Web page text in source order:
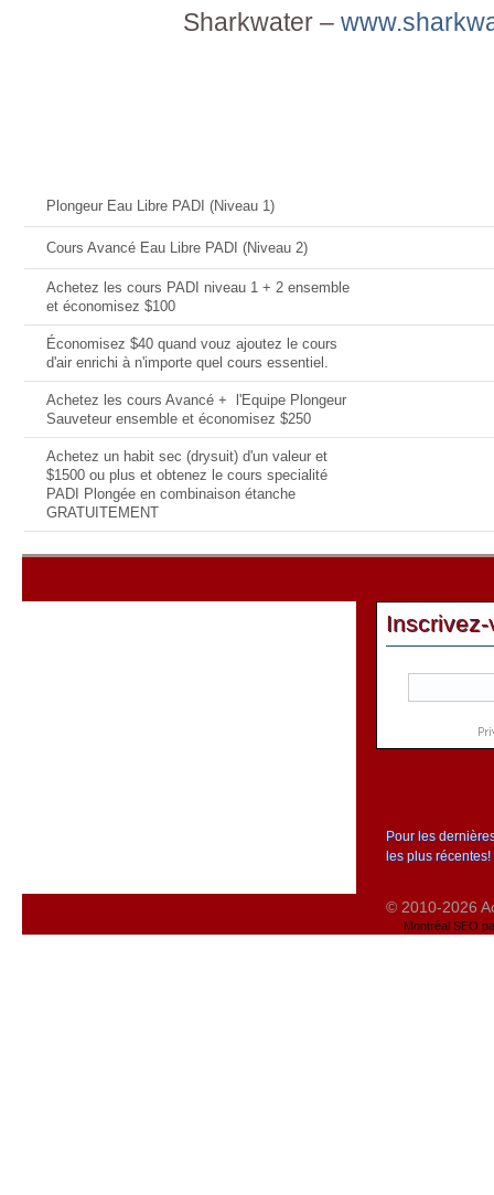
Sharkwater –
Plongeur Eau Libre PADI (Niveau 1)
Cours Avancé Eau Libre PADI (Niveau 2)
Achetez les cours PADI niveau 1 + 2 ensemble
et économisez $100
Économisez $40 quand vouz ajoutez le cours
d'air enrichi à n'importe quel cours essentiel.
Achetez les cours Avancé + l'Equipe Plongeur
Sauveteur ensemble et économisez $250
Achetez un habit sec (drysuit) d'un valeur et
$1500 ou plus et obtenez le cours specialité
PADI Plongée en combinaison étanche
GRATUITEMENT
Pour les
les plus récentes!
© 2010-2026
Montréal SEO